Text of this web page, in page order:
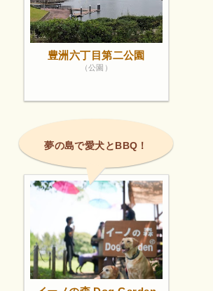
豊洲六丁目第二公園
（公園）
夢の島で愛犬とBBQ！